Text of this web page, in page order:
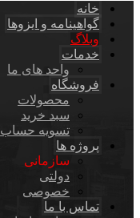
خانه
گواهینامه و ایزوها
وبلاگ
خدمات
واحد های ما
فروشگاه
محصولات
سبد خرید
تسویه حساب
پروژه ها
سازمانی
دولتی
خصوصی
تماس با ما